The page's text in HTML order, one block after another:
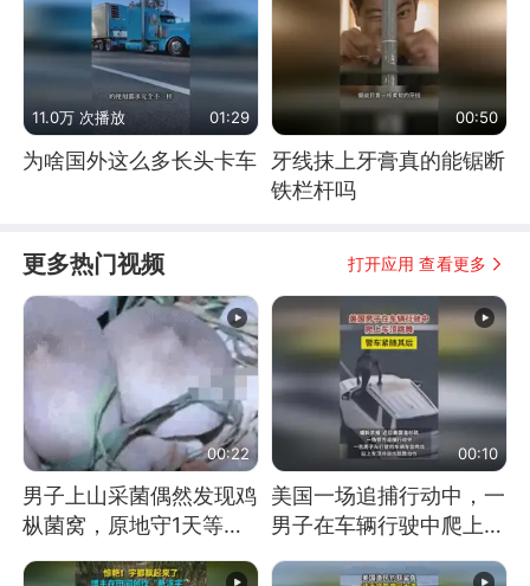
11.0万 次播放 01:29
为啥国外这么多长头卡车
00:50
牙线抹上牙膏真的能锯断
铁栏杆吗
更多热门视频 打开应用 查看更多
00:22
男子上山采菌偶然发现鸡
枞菌窝，原地守1天等它
00:10
美国一场追捕行动中，一
男子在车辆行驶中爬上车